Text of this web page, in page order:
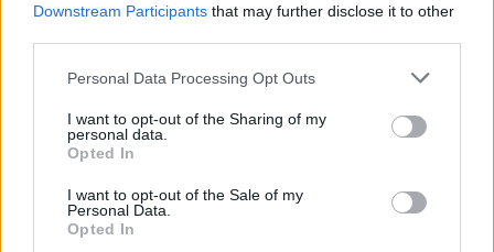
Downstream Participants that may further disclose it to other
Personal Data Processing Opt Outs
I want to opt-out of the Sharing of my
personal data.
Opted In
I want to opt-out of the Sale of my
Personal Data.
Opted In
qualche proposta concreta sul tavolo, oggi Antonio
Conte tiene un profilo più basso e non minaccia di
andare via ogni due settimane.
"Esatto. Ma perché in questo momento, in Italia, non ci sono
proposte concrete. A meno che non si apra uno scenario
particolare: Allegri in Nazionale, il Milan senza allenatore e
allora il Milan che pensa a Conte. È l’unico scenario possibile in
Italia, al momento. Altrimenti non vedo altre strade per Conte.
Assolutamente".